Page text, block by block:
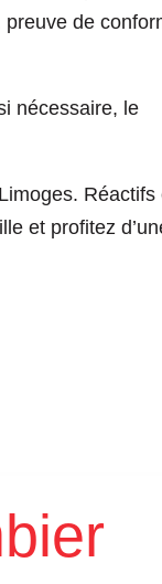
de
nécessaire, le
Réactifs
et profitez